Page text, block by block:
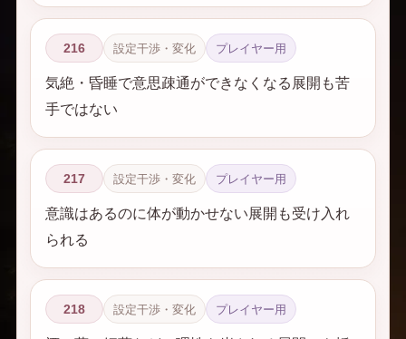
216 設定干渉・変化 プレイヤー用
気絶・昏睡で意思疎通ができなくなる展開も苦
手ではない
217 設定干渉・変化 プレイヤー用
意識はあるのに体が動かせない展開も受け入れ
られる
218 設定干渉・変化 プレイヤー用